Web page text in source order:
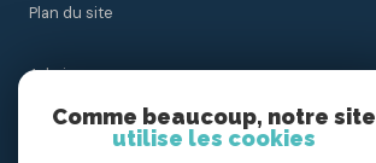
Plan du site
Admin
Nos honoraires
Comme beaucoup, notre site
utilise les cookies